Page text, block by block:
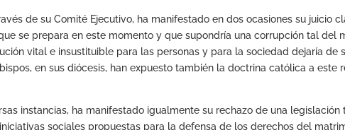
de su Comité Ejecutivo, ha manifestado en dos ocasiones su juicio
se prepara en este momento y que supondría una corrupción tal del
vital e insustituible para las personas y para la sociedad dejaría de
en sus diócesis, han expuesto también la doctrina católica a este
instancias, ha manifestado igualmente su rechazo de una legislación
sociales propuestas para la defensa de los derechos del